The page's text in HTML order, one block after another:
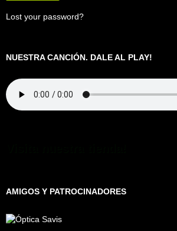
Lost your password?
NUESTRA CANCIÓN. DALE AL PLAY!
AMIGOS Y PATROCINADORES